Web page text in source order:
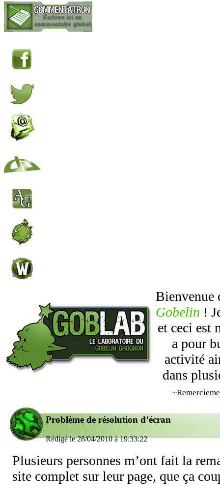
Bienvenue
Gobelin !
et ceci est
a pour
activité
dans
Problème de résolution d’écran
Rédigé le 28/04/2010 à 19:33:22
Plusieurs personnes m’ont fait la
site complet sur leur page, que ça